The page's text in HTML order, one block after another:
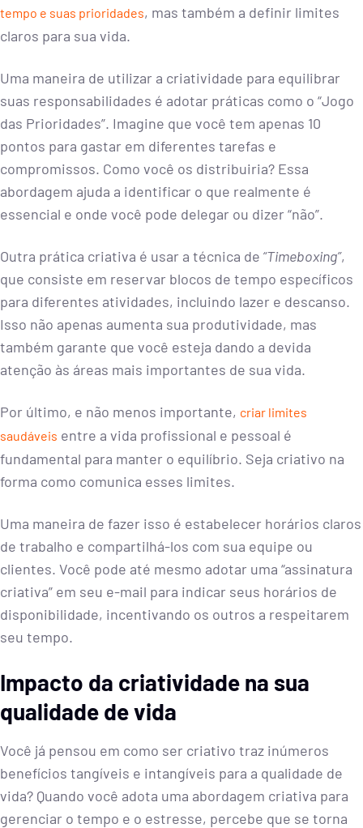
tempo e suas prioridades, mas também a definir limites
claros para sua vida.
Uma maneira de utilizar a criatividade para equilibrar
suas responsabilidades é adotar práticas como o “Jogo
das Prioridades”. Imagine que você tem apenas 10
pontos para gastar em diferentes tarefas e
compromissos. Como você os distribuiria? Essa
abordagem ajuda a identificar o que realmente é
essencial e onde você pode delegar ou dizer “não”.
Outra prática criativa é usar a técnica de “Timeboxing”,
que consiste em reservar blocos de tempo específicos
para diferentes atividades, incluindo lazer e descanso.
Isso não apenas aumenta sua produtividade, mas
também garante que você esteja dando a devida
atenção às áreas mais importantes de sua vida.
Por último, e não menos importante, criar limites
saudáveis entre a vida profissional e pessoal é
fundamental para manter o equilíbrio. Seja criativo na
forma como comunica esses limites.
Uma maneira de fazer isso é estabelecer horários claros
de trabalho e compartilhá-los com sua equipe ou
clientes. Você pode até mesmo adotar uma “assinatura
criativa” em seu e-mail para indicar seus horários de
disponibilidade, incentivando os outros a respeitarem
seu tempo.
Impacto da criatividade na sua
qualidade de vida
Você já pensou em como ser criativo traz inúmeros
benefícios tangíveis e intangíveis para a qualidade de
vida? Quando você adota uma abordagem criativa para
gerenciar o tempo e o estresse, percebe que se torna